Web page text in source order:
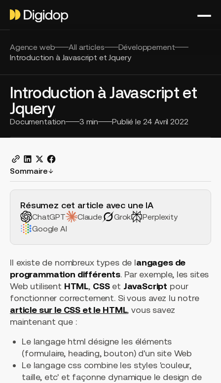
Agence web All articles
Développement
Introduction à Javascript et Jquery
Introduction à Javascript et
Jquery
Documentation 3 min Publié le 24 Avril 2022
Sommaire
Résumez cet article avec une IA
ChatGPT Claude Grok
Perplexity
Google AI
Il existe de nombreux types de langages de
programmation différents. Par exemple, les sites
Web utilisent HTML, CSSet JavaScript pour
fonctionner correctement. Si vous avez lu notre
article sur le CSS et le HTML, vous savez
maintenant que :
Le langage html désigne les éléments
(formulaire, heading, bouton) d'un site Web
Le langage css combine les styles 'couleur,
taille, etc' et façonne dynamique le design de